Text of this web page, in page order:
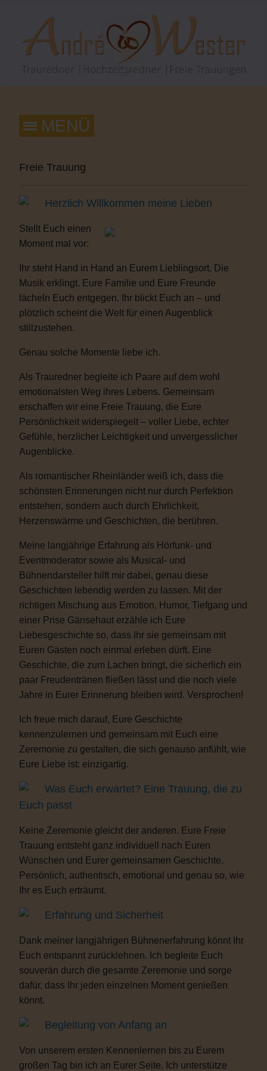
Freie Trauung
Herzlich Willkommen meine Lieben
Stellt Euch einen
Moment mal vor:
Ihr steht Hand in Hand an Eurem Lieblingsort. Die
Musik erklingt. Eure Familie und Eure Freunde
lächeln Euch entgegen. Ihr blickt Euch an – und
plötzlich scheint die Welt für einen Augenblick
stillzustehen.
Genau solche Momente liebe ich.
Als Trauredner begleite ich Paare auf dem wohl
emotionalsten Weg ihres Lebens. Gemeinsam
erschaffen wir eine Freie Trauung, die Eure
Persönlichkeit widerspiegelt – voller Liebe, echter
Gefühle, herzlicher Leichtigkeit und unvergesslicher
Augenblicke.
Als romantischer Rheinländer weiß ich, dass die
schönsten Erinnerungen nicht nur durch Perfektion
entstehen, sondern auch durch Ehrlichkeit,
Herzenswärme und Geschichten, die berühren.
Meine langjährige Erfahrung als Hörfunk- und
Eventmoderator sowie als Musical- und
Bühnendarsteller hilft mir dabei, genau diese
Geschichten lebendig werden zu lassen. Mit der
richtigen Mischung aus Emotion, Humor, Tiefgang und
einer Prise Gänsehaut erzähle ich Eure
Liebesgeschichte so, dass Ihr sie gemeinsam mit
Euren Gästen noch einmal erleben dürft. Eine
Geschichte, die zum Lachen bringt, die sicherlich ein
paar Freudentränen fließen lässt und die noch viele
Jahre in Eurer Erinnerung bleiben wird. Versprochen!
Ich freue mich darauf, Eure Geschichte
kennenzulernen und gemeinsam mit Euch eine
Zeremonie zu gestalten, die sich genauso anfühlt, wie
Eure Liebe ist: einzigartig.
Was Euch erwartet? Eine Trauung, die zu
Euch passt
Keine Zeremonie gleicht der anderen. Eure Freie
Trauung entsteht ganz individuell nach Euren
Wünschen und Eurer gemeinsamen Geschichte.
Persönlich, authentisch, emotional und genau so, wie
Ihr es Euch erträumt.
Erfahrung und Sicherheit
Dank meiner langjährigen Bühnenerfahrung könnt Ihr
Euch entspannt zurücklehnen. Ich begleite Euch
souverän durch die gesamte Zeremonie und sorge
dafür, dass Ihr jeden einzelnen Moment genießen
könnt.
Begleitung von Anfang an
Von unserem ersten Kennenlernen bis zu Eurem
großen Tag bin ich an Eurer Seite. Ich unterstütze